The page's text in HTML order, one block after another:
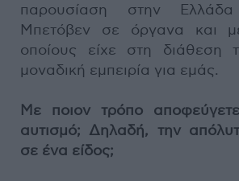
παρουσίαση στην
Μπετόβεν σε όργανα και
οποίους είχε στη διάθεση
μοναδική εμπειρία για εμάς.
Με ποιον τρόπο
αυτισμό; Δηλαδή, την
σε ένα είδος;